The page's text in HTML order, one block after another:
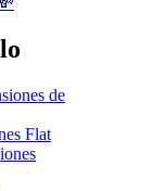
de
Flat